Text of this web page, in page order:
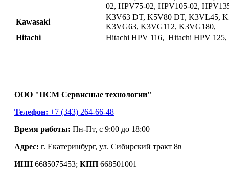
02, HPV75-02, HPV105-02,
Kawasaki
K3V63 DT, K5V80 DT, K3VL45,
K3VG63, K3VG112, K3VG180,
Hitachi
Hitachi HPV 116, Hitachi HPV
ООО "ПСМ Сервисные технологии"
Телефон: +7 (343) 264-66-48
Время работы: Пн-Пт, с 9:00 до 18:00
Адрес: г. Екатеринбург, ул. Сибирский тракт 8в
ИНН6685075453; КПП 668501001